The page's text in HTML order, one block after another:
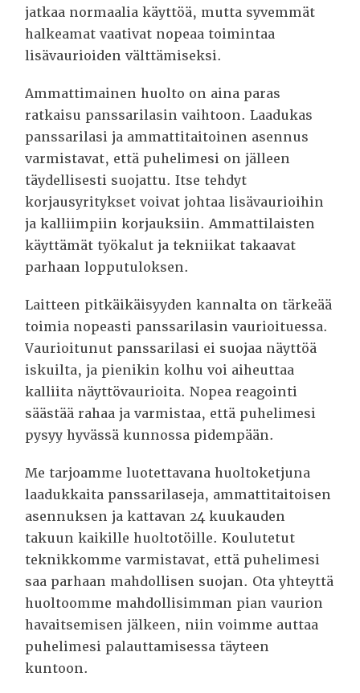
jatkaa normaalia käyttöä, mutta syvemmät
halkeamat vaativat nopeaa toimintaa
lisävaurioiden välttämiseksi.
Ammattimainen huolto on aina paras
ratkaisu panssarilasin vaihtoon. Laadukas
panssarilasi ja ammattitaitoinen asennus
varmistavat, että puhelimesi on jälleen
täydellisesti suojattu. Itse tehdyt
korjausyritykset voivat johtaa lisävaurioihin
ja kalliimpiin korjauksiin. Ammattilaisten
käyttämät työkalut ja tekniikat takaavat
parhaan lopputuloksen.
Laitteen pitkäikäisyyden kannalta on tärkeää
toimia nopeasti panssarilasin vaurioituessa.
Vaurioitunut panssarilasi ei suojaa näyttöä
iskuilta, ja pienikin kolhu voi aiheuttaa
kalliita näyttövaurioita. Nopea reagointi
säästää rahaa ja varmistaa, että puhelimesi
pysyy hyvässä kunnossa pidempään.
Me tarjoamme luotettavana huoltoketjuna
laadukkaita panssarilaseja, ammattitaitoisen
asennuksen ja kattavan 24 kuukauden
takuun kaikille huoltotöille. Koulutetut
teknikkomme varmistavat, että puhelimesi
saa parhaan mahdollisen suojan. Ota yhteyttä
huoltoomme mahdollisimman pian vaurion
havaitsemisen jälkeen, niin voimme auttaa
puhelimesi palauttamisessa täyteen
kuntoon.